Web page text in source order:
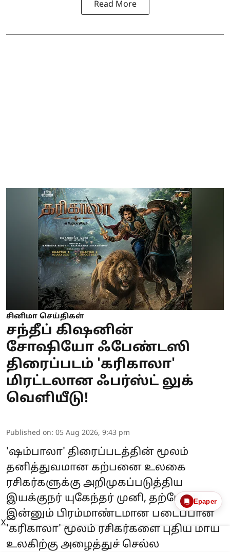
Read More
சினிமா செய்திகள்
சந்தீப் கிஷனின்
சோஷியோ ஃபேண்டஸி
திரைப்படம் 'கரிகாலா'
மிரட்டலான ஃபர்ஸ்ட் லுக்
வெளியீடு!
Published on: 05 Aug 2026, 9:43 pm
'ஷம்பாலா' திரைப்படத்தின் மூலம்
தனித்துவமான கற்பனை உலகை
ரசிகர்களுக்கு அறிமுகப்படுத்திய
இயக்குநர் யுகேந்தர் முனி, தற்போது
இன்னும் பிரம்மாண்டமான படைப்பான
'கரிகாலா' மூலம் ரசிகர்களை புதிய மாய
உலகிற்கு அழைத்துச் செல்ல
Epaper
X